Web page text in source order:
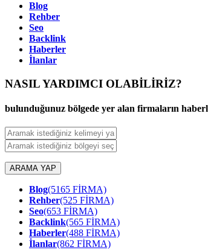
Blog
Rehber
Seo
Backlink
Haberler
İlanlar
NASIL YARDIMCI OLABİLİRİZ?
bulunduğunuz bölgede yer alan firmaların
ARAMA YAP
Blog(5165 FİRMA)
Rehber(525 FİRMA)
Seo(653 FİRMA)
Backlink(565 FİRMA)
Haberler(488 FİRMA)
İlanlar(862 FİRMA)